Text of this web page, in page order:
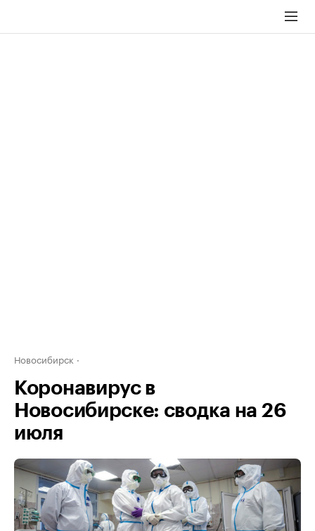
Новосибирск
Коронавирус в
Новосибирске: сводка на 26
июля